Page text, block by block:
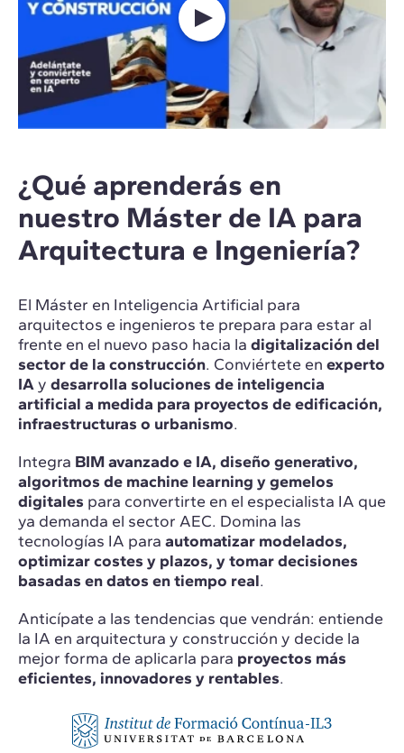
¿Qué aprenderás en
nuestro Máster de IA para
Arquitectura e Ingeniería?
El Máster en Inteligencia Artificial para
arquitectos e ingenieros te prepara para estar al
frente en el nuevo paso hacia la digitalización del
sector de la construcción. Conviértete en experto
IAy desarrolla soluciones de inteligencia
artificial a medida para proyectos de edificación,
infraestructuras o urbanismo.
Integra BIM avanzado e IA, diseño generativo,
algoritmos de machine learning y gemelos
digitales para convertirte en el especialista IA que
ya demanda el sector AEC. Domina las
tecnologías IA para automatizar modelados,
optimizar costes y plazos, y tomar decisiones
basadas en datos en tiempo real.
Anticípate a las tendencias que vendrán: entiende
la IA en arquitectura y construcción y decide la
mejor forma de aplicarla para proyectos más
eficientes, innovadores y rentables.